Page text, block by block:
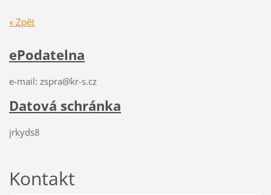
« Zpět
ePodatelna
e-mail: zspra@kr-s.cz
Datová schránka
jrkyds8
Kontakt